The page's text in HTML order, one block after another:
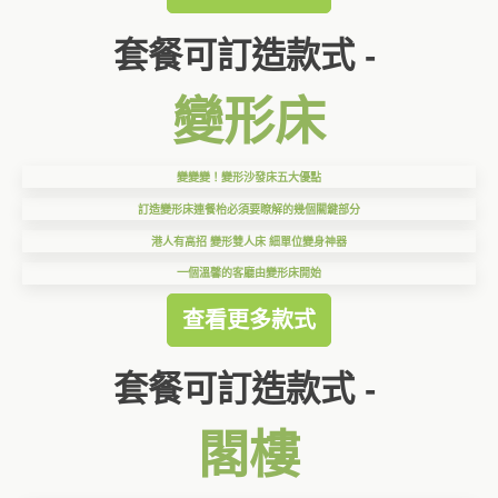
套餐可訂造款式 -
變形床
變變變！變形沙發床五大優點
訂造變形床連餐枱必須要瞭解的幾個關鍵部分
港人有高招 變形雙人床 細單位變身神器
一個溫馨的客廳由變形床開始
查看更多款式
套餐可訂造款式 -
閣樓